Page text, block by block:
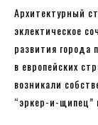
Архитектурный
эклектическое
развития города
в европейских
возникали
“эркер-и-щипец”